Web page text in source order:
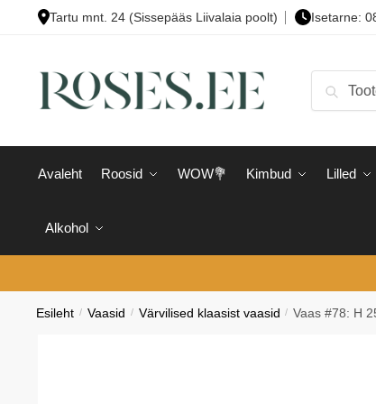
Tartu mnt. 24 (Sissepääs Liivalaia poolt) Isetarne:
Otsi
Avaleht Roosid WOW💐 Kimbud Lilled
Alkohol
Esileht / Vaasid / Värvilised klaasist vaasid / Vaas #78: H